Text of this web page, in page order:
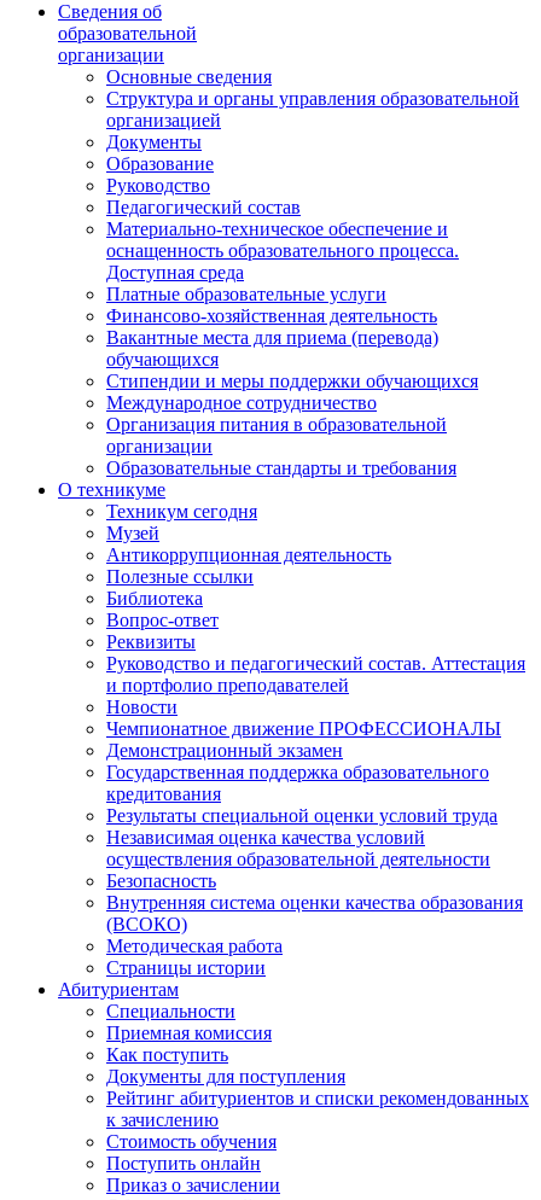
Сведения об
образовательной
организации
Основные сведения
Структура и органы управления образовательной
организацией
Документы
Образование
Руководство
Педагогический состав
Материально-техническое обеспечение и
оснащенность образовательного процесса.
Доступная среда
Платные образовательные услуги
Финансово-хозяйственная деятельность
Вакантные места для приема (перевода)
обучающихся
Стипендии и меры поддержки обучающихся
Международное сотрудничество
Организация питания в образовательной
организации
Образовательные стандарты и требования
О техникуме
Техникум сегодня
Музей
Антикоррупционная деятельность
Полезные ссылки
Библиотека
Вопрос-ответ
Реквизиты
Руководство и педагогический состав. Аттестация
и портфолио преподавателей
Новости
Чемпионатное движение ПРОФЕССИОНАЛЫ
Демонстрационный экзамен
Государственная поддержка образовательного
кредитования
Результаты специальной оценки условий труда
Независимая оценка качества условий
осуществления образовательной деятельности
Безопасность
Внутренняя система оценки качества образования
(ВСОКО)
Методическая работа
Страницы истории
Абитуриентам
Специальности
Приемная комиссия
Как поступить
Документы для поступления
Рейтинг абитуриентов и списки рекомендованных
к зачислению
Стоимость обучения
Поступить онлайн
Приказ о зачислении